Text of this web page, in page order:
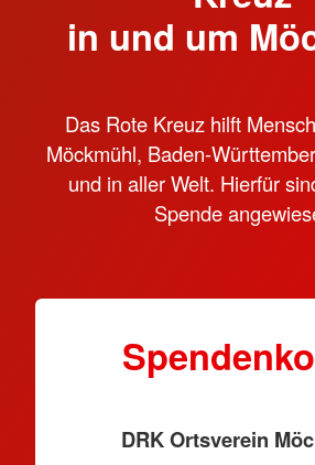
in und um
Das Rote Kreuz hilft
Möckmühl, Baden-
und in aller Welt. Hierfür
Spende
DRK Ortsverein